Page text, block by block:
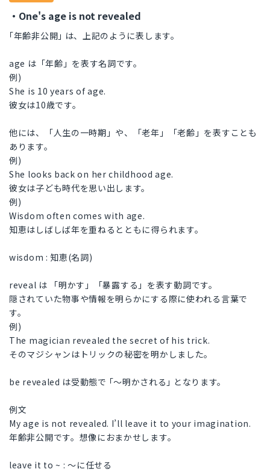
・One's age is not revealed
｢年齢非公開｣ は、上記のように表します。
age は「年齢」を表す名詞です。
例)
She is 10 years of age.
彼女は10歳です。
他には、「人生の一時期」や、「老年」「老齢」を表すことも
あります。
例)
She looks back on her childhood age.
彼女は子ども時代を思い出します。
例)
Wisdom often comes with age.
知恵はしばしば年を重ねるとともに得られます。
wisdom : 知恵(名詞)
reveal は 「明かす」「暴露する」を表す動詞です。
隠されていた物事や情報を明らかにする際に使われる言葉で
す。
例)
The magician revealed the secret of his trick.
そのマジシャンはトリックの秘密を明かしました。
be revealed は受動態で ｢～明かされる｣ となります。
例文
My age is not revealed. I’ll leave it to your imagination.
年齢非公開です。想像におまかせします。
leave it to ~ : ～に任せる